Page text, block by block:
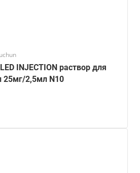
INJECTION раствор для
25мг/2,5мл N10